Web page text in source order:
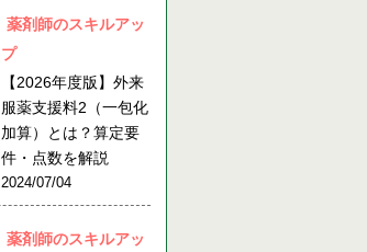
薬剤師のスキルアッ
プ
【2026年度版】外来
服薬支援料2（一包化
加算）とは？算定要
件・点数を解説
2024/07/04
薬剤師のスキルアッ